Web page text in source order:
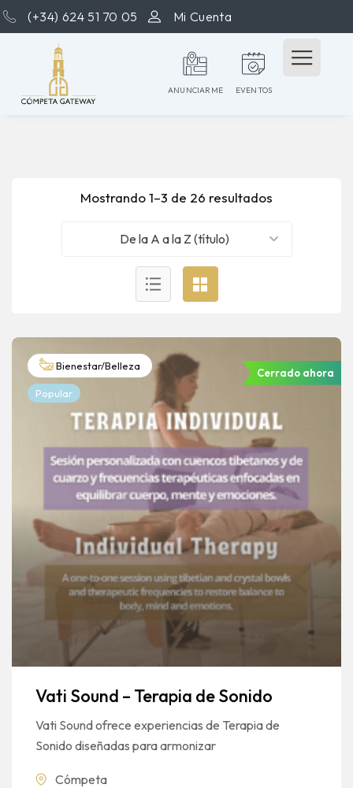
(+34) 624 51 70 05 Mi Cuenta
EVENTOS
ANUNCIARME
Mostrando 1–3 de 26 resultados
De la A a la Z (título)
Bienestar/Belleza
Popular
Cerrado ahora
Vati Sound – Terapia de Sonido
Vati Sound ofrece experiencias de Terapia de
Sonido diseñadas para armonizar
Cómpeta